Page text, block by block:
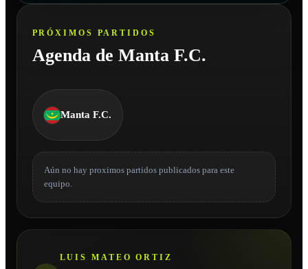
PRÓXIMOS PARTIDOS
Agenda de Manta F.C.
Manta F.C.
Aún no hay proximos partidos publicados para este
equipo.
LUIS MATEO ORTIZ